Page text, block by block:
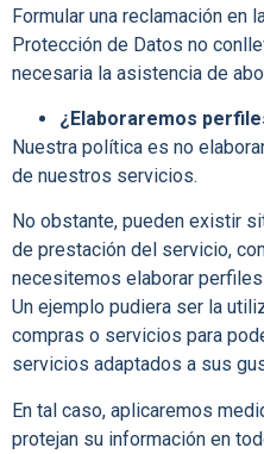
Formular una reclamación en
Protección de Datos no
necesaria la asistencia de
¿Elaboraremos
Nuestra política es no
de nuestros servicios.
No obstante, pueden existir
de prestación del servicio,
necesitemos elaborar
Un ejemplo pudiera ser la
compras o servicios para
servicios adaptados a sus
En tal caso, aplicaremos
protejan su información en